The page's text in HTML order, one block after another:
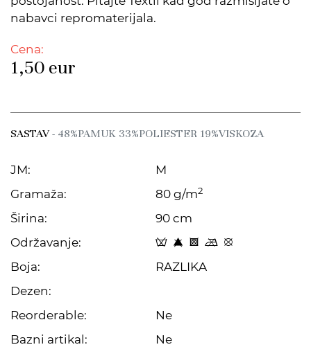
nabavci repromaterijala.
Cena:
1,50 eur
SASTAV- 48%PAMUK 33%POLIESTER 19%VISKOZA
JM:
M
Gramaža:
80 g/m2
Širina:
90 cm
Održavanje:
x 8 H m E
Boja:
RAZLIKA
Dezen:
Reorderable:
Ne
Bazni artikal:
Ne